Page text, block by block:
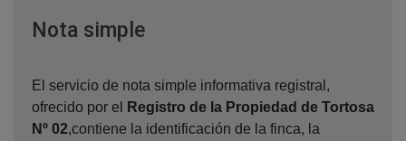
Nota simpleVentana nueva
El servicio de nota simple informativa registral,
ofrecido por el
Registro de la Propiedad de Tortosa
Nº 02,contiene la identificación de la finca, la